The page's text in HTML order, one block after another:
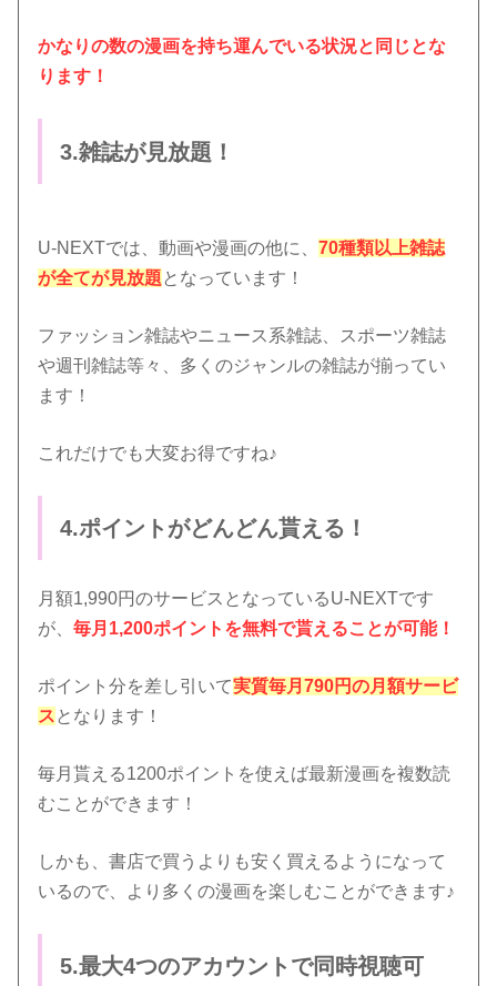
かなりの数の漫画を持ち運んでいる状況と同じとな
ります！
3.雑誌が見放題！
U-NEXTでは、動画や漫画の他に、70種類以上雑誌
が全てが見放題 となっています！
ファッション雑誌やニュース系雑誌、スポーツ雑誌
や週刊雑誌等々、多くのジャンルの雑誌が揃ってい
ます！
これだけでも大変お得ですね♪
4.ポイントがどんどん貰える！
月額1,990円のサービスとなっているU-NEXTです
が、毎月1,200ポイントを無料で貰えることが可能！
ポイント分を差し引いて実質毎月790円の月額サービ
ス となります！
毎月貰える1200ポイントを使えば最新漫画を複数読
むことができます！
しかも、書店で買うよりも安く買えるようになって
いるので、より多くの漫画を楽しむことができます♪
5.最大4つのアカウントで同時視聴可